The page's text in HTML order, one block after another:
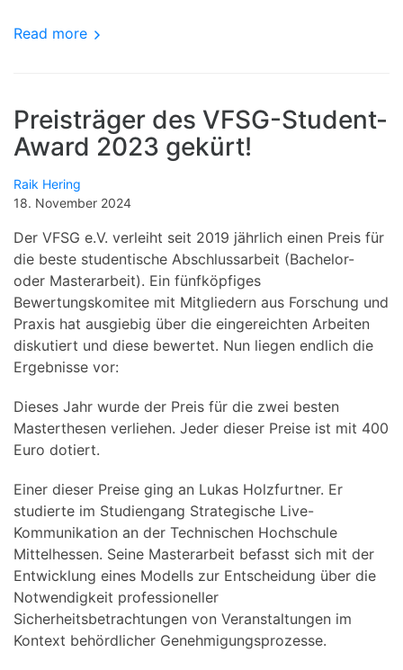
Read more
Preisträger des VFSG-Student-
Award 2023 gekürt!
Raik Hering
18. November 2024
Der VFSG e.V. verleiht seit 2019 jährlich einen Preis für
die beste studentische Abschlussarbeit (Bachelor-
oder Masterarbeit). Ein fünfköpfiges
Bewertungskomitee mit Mitgliedern aus Forschung und
Praxis hat ausgiebig über die eingereichten Arbeiten
diskutiert und diese bewertet. Nun liegen endlich die
Ergebnisse vor:
Dieses Jahr wurde der Preis für die zwei besten
Masterthesen verliehen. Jeder dieser Preise ist mit 400
Euro dotiert.
Einer dieser Preise ging an Lukas Holzfurtner. Er
studierte im Studiengang Strategische Live-
Kommunikation an der Technischen Hochschule
Mittelhessen. Seine Masterarbeit befasst sich mit der
Entwicklung eines Modells zur Entscheidung über die
Notwendigkeit professioneller
Sicherheitsbetrachtungen von Veranstaltungen im
Kontext behördlicher Genehmigungsprozesse.